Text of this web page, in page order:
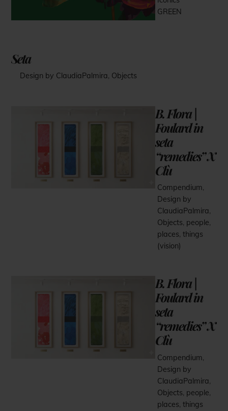
GREEN
Seta
Design by ClaudiaPalmira, Objects
B. Flora |
Foulard in
seta
“remedies” X
Clù
Compendium,
Design by
ClaudiaPalmira,
Objects, people,
places,things
(vision)
B. Flora |
Foulard in
seta
“remedies” X
Clù
Compendium,
Design by
ClaudiaPalmira,
Objects, people,
places,things